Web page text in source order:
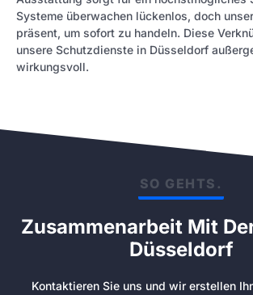
Systeme überwachen lückenlos, doch
präsent, um sofort zu handeln. Diese
unsere Schutzdienste in Düsseldorf
wirkungsvoll.
SO GEHTS.
Zusammenarbeit Mit
Düsseldorf
Kontaktieren Sie uns und wir erstellen